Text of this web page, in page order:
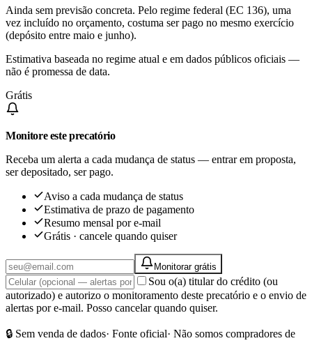
Ainda sem previsão concreta. Pelo regime federal (EC 136), uma
vez incluído no orçamento, costuma ser pago no mesmo exercício
(depósito entre maio e junho).
Estimativa baseada no regime atual e em dados públicos oficiais —
não é promessa de data.
Grátis
Monitore este precatório
Receba um alerta a cada mudança de status — entrar em proposta,
ser depositado, ser pago.
Aviso a cada mudança de status
Estimativa de prazo de pagamento
Resumo mensal por e-mail
Grátis · cancele quando quiser
Monitorar grátis
Sou o(a) titular do crédito (ou
autorizado) e autorizo o monitoramento deste precatório e o envio de
alertas por e-mail. Posso cancelar quando quiser.
🔒 Sem venda de dados· Fonte oficial· Não somos compradores de